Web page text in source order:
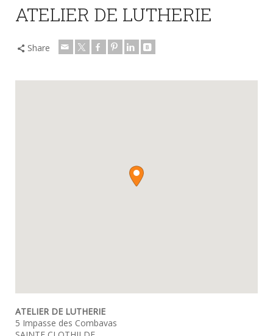
ATELIER DE LUTHERIE
Share
ATELIER DE LUTHERIE
5 Impasse des Combavas